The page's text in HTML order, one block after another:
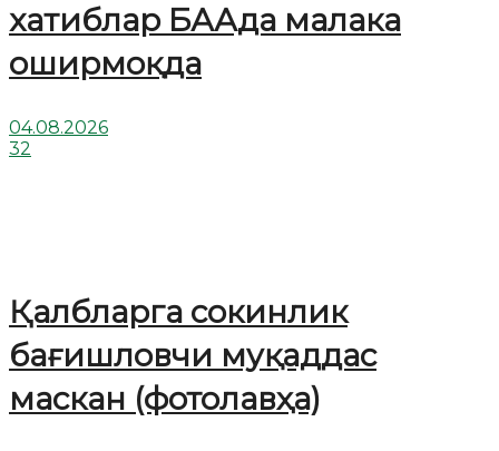
хатиблар БААда малака
оширмоқда
04.08.2026
32
Қалбларга сокинлик
бағишловчи муқаддас
маскан (фотолавҳа)